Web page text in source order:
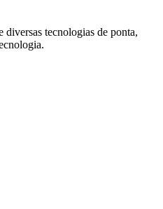
diversas tecnologias de ponta,